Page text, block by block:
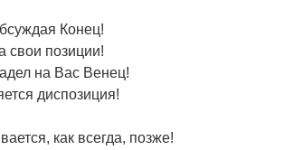
Конец!
свои позиции!
на Вас Венец!
диспозиция!
как всегда, позже!